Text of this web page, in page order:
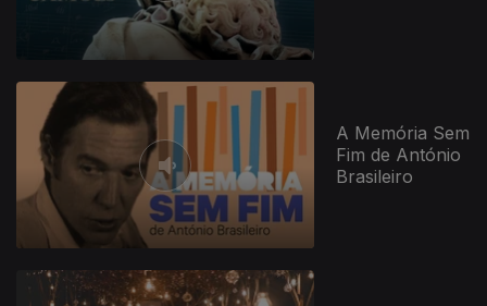
A Memória Sem
Fim de António
Brasileiro
103405